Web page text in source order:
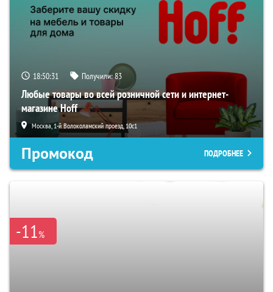
18:50:30 Получили:83
Любые товары во всей розничной сети и интернет-
магазине Hoff
Москва, 1-й Волоколамский проезд, 10с1
Промокод ПОДРОБНЕЕ
-11%